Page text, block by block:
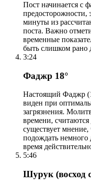
Пост начинается с
предосторожности,
минуты из
поста. Важно
временные
быть слишком рано
3:24
Фаджр 18°
Настоящий Фаджр
виден при
загрязнения.
времени,
существует мнение,
подождать
время
5:46
Шурук (восход